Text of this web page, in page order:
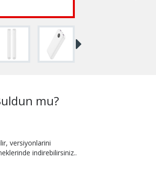
mu?
versiyonlarini
indirebilirsiniz..